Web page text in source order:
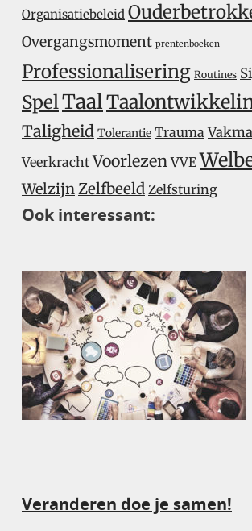
Organisatiebeleid
Overgangsmoment prentenboeken
Professionalisering Routines
SpelTaal
Taligheid Tolerantie Trauma
Veerkracht Voorlezen VVE
WelzijnZelfbeeld Zelfsturing
Ook interessant:
Veranderen doe je samen!